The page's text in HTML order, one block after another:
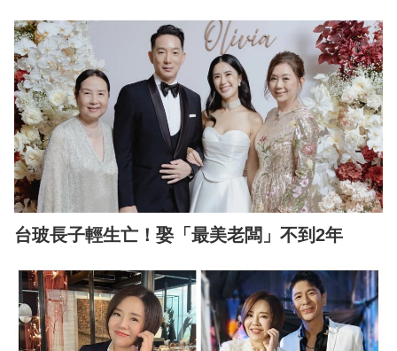
台玻長子輕生亡！娶「最美老闆」不到2年